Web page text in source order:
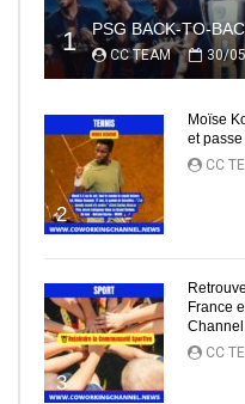
1 PSG BACK-TO-
CC TEAM 30/
2
Moïse
et
CC
3
France
Channel
CC